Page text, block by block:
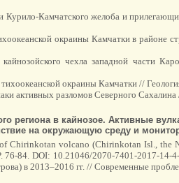
Курило-Камчатского желоба и
окраины Камчатки в районе
чехла западной части
окраины Камчатки //
активных разломов Северного
региона в кайнозое. Активные
на окружающую среду и
Chirinkotan volcano (Chirinkotan Isl.,
84. DOI: 10.21046/2070-7401-2017-14-
в 2013–2016 гг. // Современные